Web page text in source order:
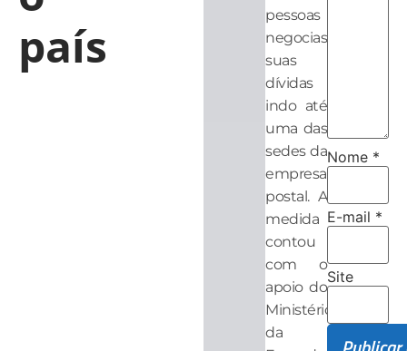
país
pessoas
negociassem
suas
dívidas
indo até
uma das
sedes da
empresa
postal. A
medida
contou
com o
apoio do
Ministério
da
Nome *
E-mail *
Site